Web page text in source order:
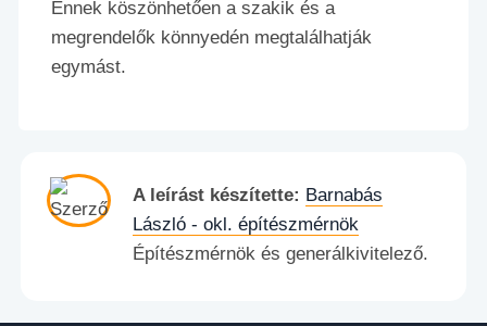
Ennek köszönhetően a szakik és a
megrendelők könnyedén megtalálhatják
egymást.
A leírást készítette: Barnabás
László - okl. építészmérnök
Építészmérnök és generálkivitelező.